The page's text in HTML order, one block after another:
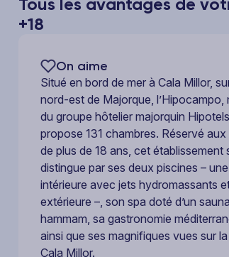
+18
On aime
Situé en bord de mer à Cala Millor,
nord-est de Majorque, l’Hipocampo,
du groupe hôtelier majorquin Hipotels,
propose 131 chambres. Réservé aux
de plus de 18 ans, cet établissement
distingue par ses deux piscines – une
intérieure avec jets hydromassants
extérieure –, son spa doté d’un
hammam, sa gastronomie
ainsi que ses magnifiques vues sur
Cala Millor.